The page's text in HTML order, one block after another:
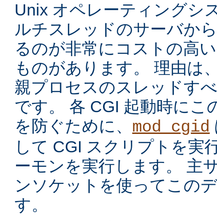
Unix オペレーティングシ
ルチスレッドのサーバか
るのが非常にコストの高
ものがあります。 理由は
親プロセスのスレッドす
です。 各 CGI 起動時にこ
を防ぐために、 mod_cgid
して CGI スクリプトを実
ーモンを実行します。 主
ンソケットを使ってこの
す。